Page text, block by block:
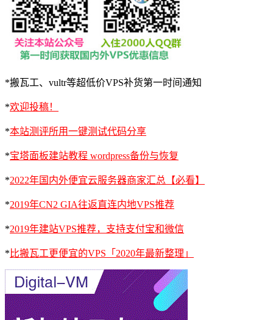
*搬瓦工、vultr等超低价VPS补货第一时间通知
*欢迎投稿！
*本站测评所用一键测试代码分享
*宝塔面板建站教程 wordpress备份与恢复
*2022年国内外便宜云服务器商家汇总【必看】
*2019年CN2 GIA往返直连内地VPS推荐
*2019年建站VPS推荐，支持支付宝和微信
* 比搬瓦工更便宜的VPS「2020年最新整理」